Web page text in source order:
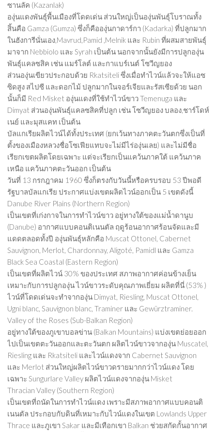
ซานลัค (Kazanlak)
องุ่นแดงพันธุ์พื้นเมืองที่โดดเด่น ส่วนใหญ่เป็นองุ่นพันธุ์โบราณทั้ง
สิ้นคือ Gamza (Gumza) ซึ่งก็คือองุ่นกาดาร์กา (Kadarka) ที่ปลูกมาก
ในฮังการีนั่นเอง,Mavrud,Pamid ,Melnik และ Rubin ที่ผสมสายพันธุ์
มาจาก Nebbiolo และ Syrah เป็นต้น นอกจากนั้นยังมีการปลูกองุ่น
พันธุ์แคลซสิค เช่น แมร์โลต์ และกาแบร์เนต์ โซวีญยอง
ส่วนองุ่นเขียวประกอบด้วย Rkatsiteli ซึ่งเมื่อทำไวน์แล้วจะให้แอซ
ซิดสูง สไปซี และดอกไม้ ปลูกมากในจอร์เจียและรัสเซียด้วย นอก
นั้นก็มี Red Misket องุ่นแดงที่ใช้ทำไวน์ขาว Temenuga และ
Dimyat ส่วนองุ่นพันธุ์แคลซสิคที่ปลูก เช่น โซวีญยอง บลอง,ชาร์โดห์
เนย์ และมุสแคท เป็นต้น
บัลแกเรียผลิตไวน์ได้ทั้งประเทศ (ยกเว้นทางภาคตะวันตกซึ่งเป็นที่
ตั้งของเมืองหลวงชื่อโซเฟียแทบจะไม่มีไร่องุ่นเลย) และไม่มีชื่อ
เรียกเขตผลิตโดยเฉพาะ แต่จะเรียกเป็นแคว้นภาคใต้ แคว้นภาค
เหนือ แคว้นภาคตะวันออก เป็นต้น
วันที่ 13 กรกฎาคม 1960 ซึ่งก็ตรงกับวันนี้หรือครบรอบ 53 ปีพอดี
รัฐบาลบัลแกเรีย ประกาศแบ่งเขตผลิตไวน์ออกเป็น 5 เขตดังนี้
Danube River Plains (Northern Region)
เป็นเขตที่เก่งกาจในการทำไวน์ขาว อยู่ทางใต้ของแม่น้ำดานูบ
(Danube) อากาศแบบคอนติเนนตัล ฤดูร้อนอากาศร้อนจัดและมี
แดดตลอดทั้งปี องุ่นพันธุ์หลักคือ Muscat Ottonel, Cabernet
Sauvignon, Merlot, Chardonnay, Aligoté, Pamidl และ Gamza
Black Sea Coastal (Eastern Region)
เป็นเขตที่ผลิตไวน์ 30% ของประเทศ สภาพอากาศค่อนข้างเย็น
เหมาะกับการปลูกองุ่น ไวน์ขาวระดับคุณภาพเยี่ยม ผลิตที่นี่ (53% )
ไวน์ที่โดดเด่นจะทำจากองุ่น Dimyat, Riesling, Muscat Ottonel,
Ugni blanc, Sauvignon blanc, Traminer และ Gewürztraminer.
Valley of the Roses (Sub-Balkan Region)
อยู่ทางใต้ของภูเขาบอลข่าน (Balkan Mountains) แบ่งเขตย่อยออก
ไปเป็นเขตตะวันออกและตะวันตก ผลิตไวน์ขาวจากองุ่น Muscatel,
Riesling และ Rkatsiteli และไวน์แดงจาก Cabernet Sauvignon
และ Merlot ส่วนใหญ่ผลิตไวน์ขาวดรายมากกว่าไวน์แดง โดย
เฉพาะ Sungurlare Valley ผลิตไวน์แดงจากองุ่น Misket
Thracian Valley (Southern Region)
เป็นเขตที่ถนัดในการทำไวน์แดง เพราะมีสภาพอากาศแบบคอนติ
เนนตัล ประกอบกับดินที่เหมาะกับไวน์แดงในเขต Lowlands Upper
Thrace และภูเขา Sakar และมีเทือกเขา Balkan ช่วยสกัดกั้นอากาศ